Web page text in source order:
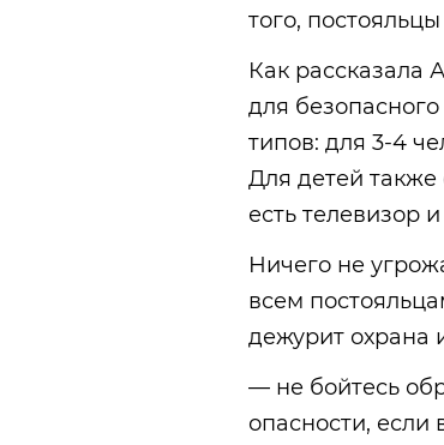
того,
Как рассказала
для
типов: для 3-4
Для детей
есть телевизор
Ничего не
всем
дежурит охрана
— не бойтесь
опасности,